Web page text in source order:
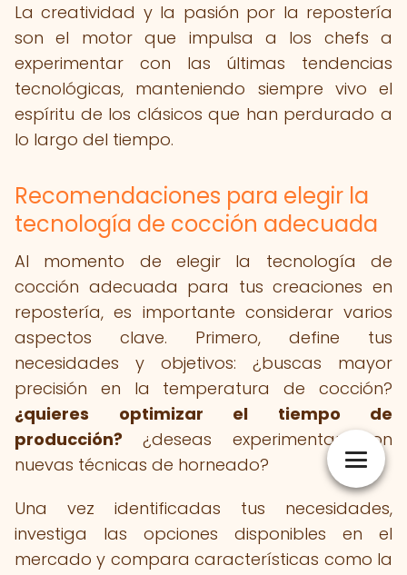
La creatividad y la pasión por la repostería
son el motor que impulsa a los chefs a
experimentar con las últimas tendencias
tecnológicas, manteniendo siempre vivo el
espíritu de los clásicos que han perdurado a
lo largo del tiempo.
Recomendaciones para elegir la
tecnología de cocción adecuada
Al momento de elegir la tecnología de
cocción adecuada para tus creaciones en
repostería, es importante considerar varios
aspectos clave. Primero, define tus
necesidades y objetivos: ¿buscas mayor
precisión en la temperatura de cocción?
¿quieres optimizar el tiempo de
producción? ¿deseas experimentar con
nuevas técnicas de horneado?
Una vez identificadas tus necesidades,
investiga las opciones disponibles en el
mercado y compara características como la